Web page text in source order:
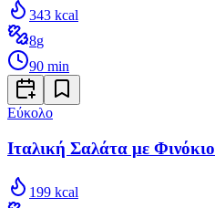
343 kcal
8g
90 min
Εύκολο
Ιταλική Σαλάτα με Φινόκιο
199 kcal